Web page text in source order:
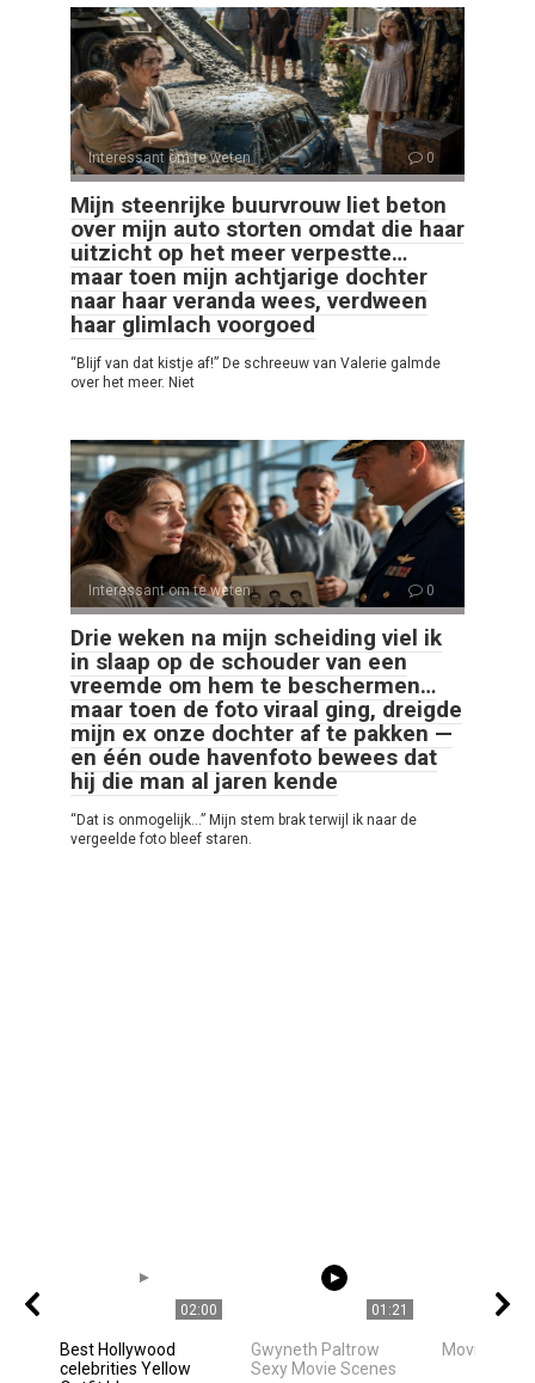
Interessant om te weten 0
Mijn steenrijke buurvrouw liet beton
over mijn auto storten omdat die haar
uitzicht op het meer verpestte…
maar toen mijn achtjarige dochter
naar haar veranda wees, verdween
haar glimlach voorgoed
“Blijf van dat kistje af!” De schreeuw van Valerie galmde
over het meer. Niet
Interessant om te weten 0
Drie weken na mijn scheiding viel ik
in slaap op de schouder van een
vreemde om hem te beschermen…
maar toen de foto viraal ging, dreigde
mijn ex onze dochter af te pakken —
en één oude havenfoto bewees dat
hij die man al jaren kende
“Dat is onmogelijk…” Mijn stem brak terwijl ik naar de
vergeelde foto bleef staren.
02:00
Best Hollywood
celebrities Yellow
01:21
Gwyneth Paltrow
Sexy Movie Scenes
Movie